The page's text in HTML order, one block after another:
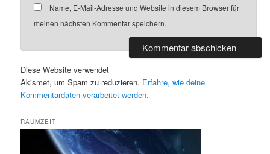
Name, E-Mail-Adresse und Website in diesem Browser für
meinen nächsten Kommentar speichern.
Diese Website verwendet
Akismet, um Spam zu reduzieren. Erfahre, wie deine
Kommentardaten verarbeitet werden.
RAUMZEIT